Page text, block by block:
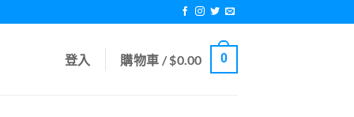
登入 購物車 /$0.00 0